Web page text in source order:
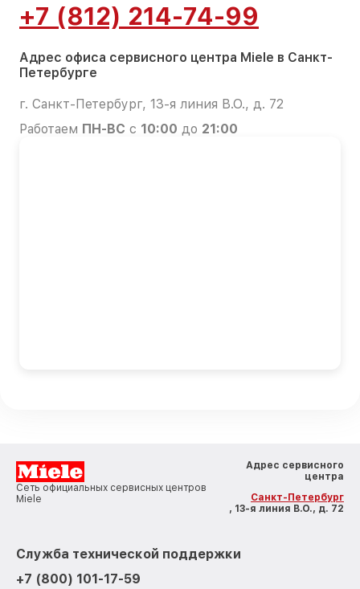
+7 (812) 214-74-99
Адрес офиса сервисного центра Miele в Санкт-
Петербурге
г. Санкт-Петербург, 13-я линия В.О., д. 72
Работаем ПН-ВС с 10:00 до 21:00
Сеть официальных сервисных центров
Miele
Адрес сервисного
центра
Санкт-Петербург
, 13-я линия В.О., д. 72
Служба технической поддержки
+7 (800) 101-17-59